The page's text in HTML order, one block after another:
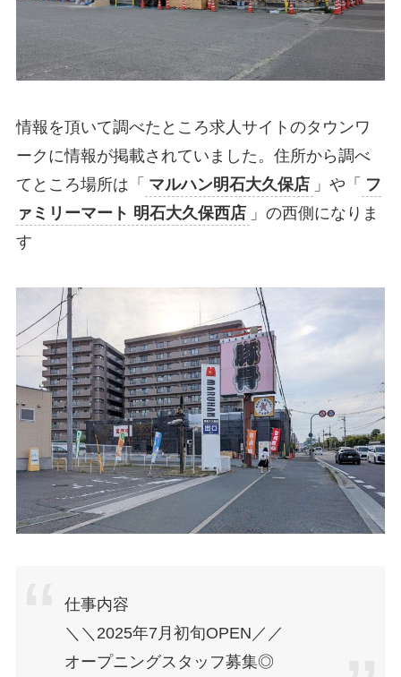
情報を頂いて調べたところ求人サイトのタウンワ
ークに情報が掲載されていました。住所から調べ
てところ場所は「 マルハン明石大久保店 」や「 フ
ァミリーマート 明石大久保西店 」の西側になりま
す
仕事内容
＼＼2025年7月初旬OPEN／／
オープニングスタッフ募集◎